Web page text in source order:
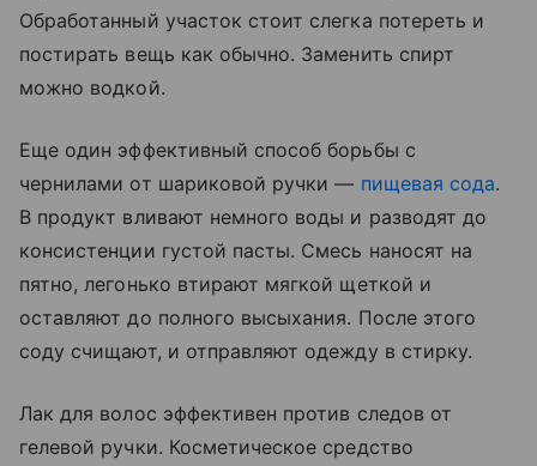
Обработанный участок стоит слегка потереть и
постирать вещь как обычно. Заменить спирт
можно водкой.
Еще один эффективный способ борьбы с
чернилами от шариковой ручки — пищевая сода.
В продукт вливают немного воды и разводят до
консистенции густой пасты. Смесь наносят на
пятно, легонько втирают мягкой щеткой и
оставляют до полного высыхания. После этого
соду счищают, и отправляют одежду в стирку.
Лак для волос эффективен против следов от
гелевой ручки. Косметическое средство